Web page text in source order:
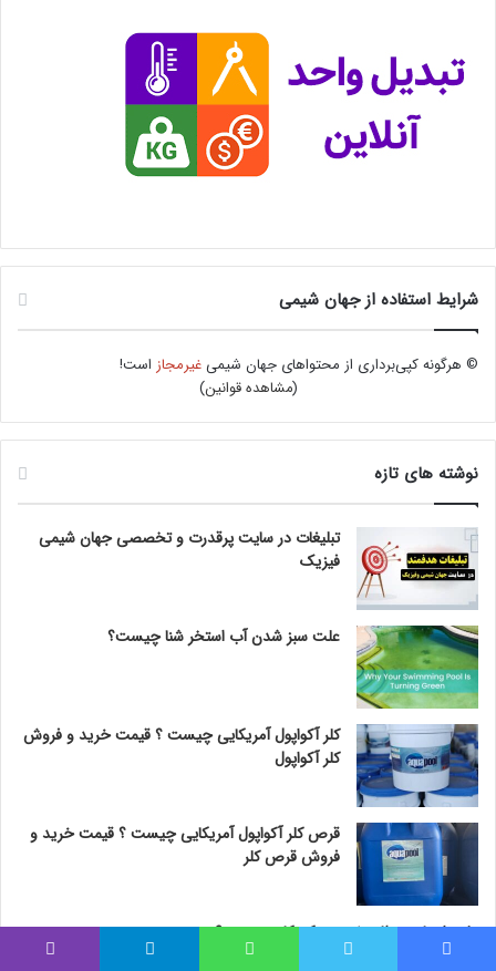
شرایط استفاده از جهان شیمی
© هرگونه کپی‌برداری از محتواهای جهان شیمیغیرمجاز است!
(مشاهده قوانین)
نوشته های تازه
تبلیغات در سایت پرقدرت و تخصصی جهان شیمی
فیزیک
علت سبز شدن آب استخر شنا چیست؟
کلر آکواپول آمریکایی چیست ؟ قیمت خرید و فروش
کلر آکواپول
قرص کلر آکواپول آمریکایی چیست ؟ قیمت خرید و
فروش قرص کلر
علت ایجاد سرطان خون در کودکان چیست؟